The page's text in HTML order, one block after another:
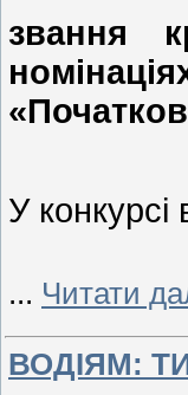
звання
У конкурсі
... Читати
ВОДІЯМ: